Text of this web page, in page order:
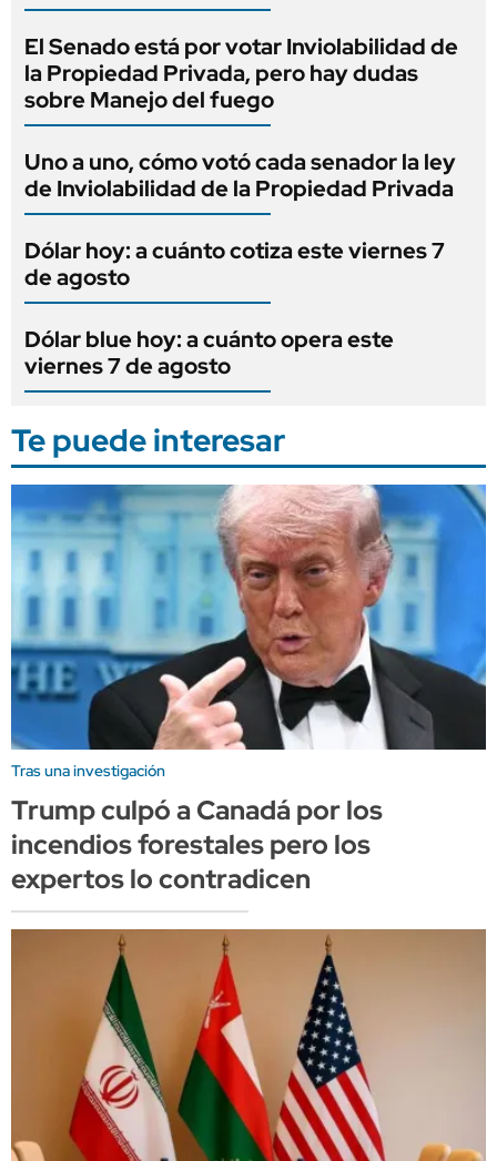
El Senado está por votar Inviolabilidad de
la Propiedad Privada, pero hay dudas
sobre Manejo del fuego
Uno a uno, cómo votó cada senador la ley
de Inviolabilidad de la Propiedad Privada
Dólar hoy: a cuánto cotiza este viernes 7
de agosto
Dólar blue hoy: a cuánto opera este
viernes 7 de agosto
Te puede interesar
Tras una investigación
Trump culpó a Canadá por los
incendios forestales pero los
expertos lo contradicen